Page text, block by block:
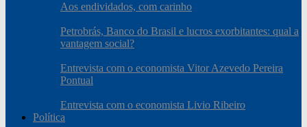
Aos endividados, com carinho
Petrobrás, Banco do Brasil e lucros exorbitantes: qual a
vantagem social?
Entrevista com o economista Vitor Azevedo Pereira
Pontual
Entrevista com o economista Livio Ribeiro
Política